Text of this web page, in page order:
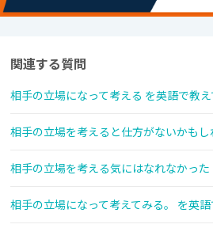
関連する質問
相手の立場になって考える を英語で教え
相手の立場を考えると仕方がないかも
相手の立場を考える気にはなれなかった
相手の立場になって考えてみる。 を英